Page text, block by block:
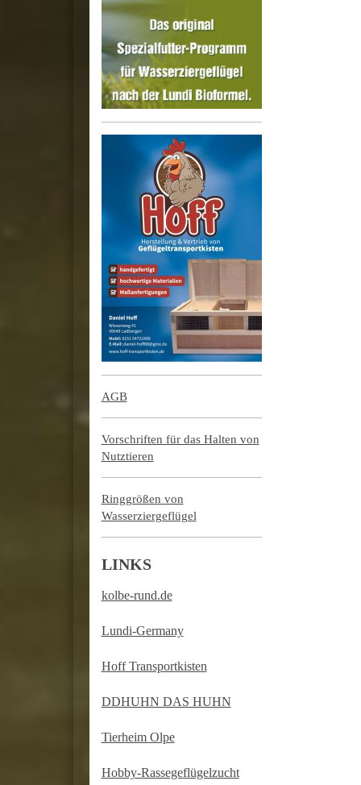
AGB
Vorschriften für das Halten von
Nutztieren
Ringgrößen von
Wasserziergeflügel
LINKS
kolbe-rund.de
Lundi-Germany
Hoff Transportkisten
DDHUHN DAS HUHN
Tierheim Olpe
Hobby-Rassegeflügelzucht